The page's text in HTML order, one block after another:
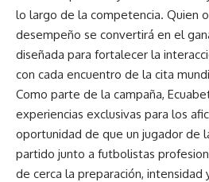
lo largo de la competencia. Quien
desempeño se convertirá en el
diseñada para fortalecer la
con cada encuentro de la cita
Como parte de la campaña,
experiencias exclusivas para los
oportunidad de que un jugador de
partido junto a futbolistas
de cerca la preparación,